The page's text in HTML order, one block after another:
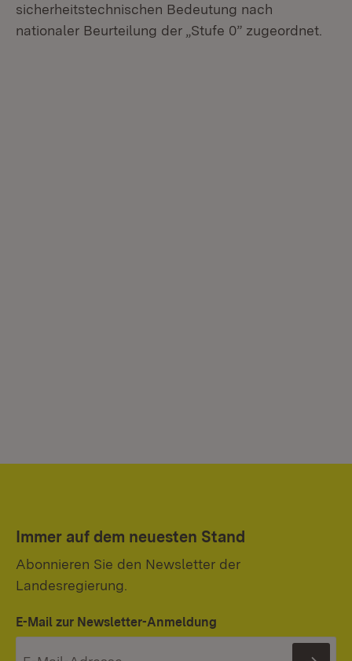
sicherheitstechnischen Bedeutung nach
nationaler Beurteilung der „Stufe 0” zugeordnet.
Immer auf dem neuesten Stand
Abonnieren Sie den Newsletter der
Landesregierung.
E-Mail zur Newsletter-Anmeldung